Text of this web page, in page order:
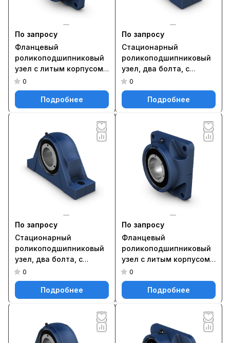
По запросу
Фланцевый
роликоподшипниковый
узел с литым корпусом
FYNT 65 F
0
Подробнее
По запросу
Стационарный
роликоподшипниковый
узел, два болта, с
фиксацией методом
SKF ConCentra SYNT 45 L
0
Подробнее
По запросу
Стационарный
роликоподшипниковый
узел, два болта, с
фиксацией методом
SKF ConCentra SYNT 90 L
0
Подробнее
По запросу
Фланцевый
роликоподшипниковый
узел с литым корпусом
FYNT 75 L
0
Подробнее